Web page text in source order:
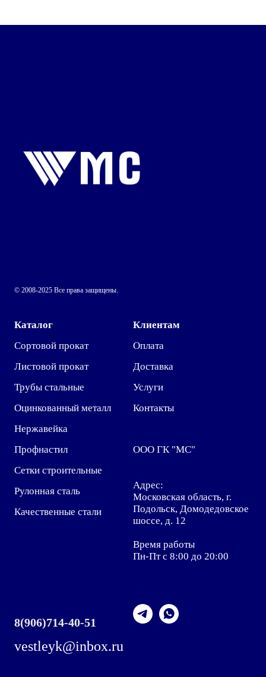
© 2008-2025 Все права защищены.
Каталог
Сортовой прокат
Листовой прокат
Трубы стальные
Оцинкованный металл
Нержавейка
Профнастил
Сетки строительные
Рулонная сталь
Качественные стали
Клиентам
Оплата
Доставка
Услуги
Контакты
ООО ГК "МС"
Адрес:
Московская область, г.
Подольск, Домодедовское
шоссе, д. 12
Время работы
Пн-Пт с 8:00 до 20:00
8(906)714-40-51
vestleyk@inbox.ru